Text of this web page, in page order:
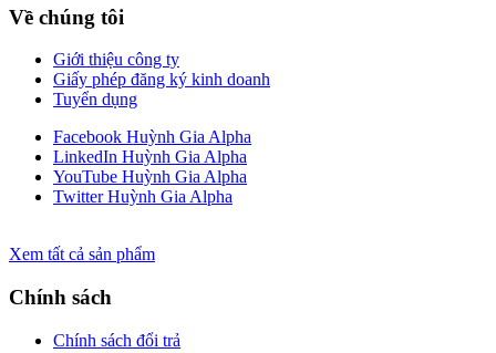
Về chúng tôi
Giới thiệu công ty
Giấy phép đăng ký kinh doanh
Tuyển dụng
Facebook Huỳnh Gia Alpha
LinkedIn Huỳnh Gia Alpha
YouTube Huỳnh Gia Alpha
Twitter Huỳnh Gia Alpha
Xem tất cả sản phẩm
Chính sách
Chính sách đổi trả